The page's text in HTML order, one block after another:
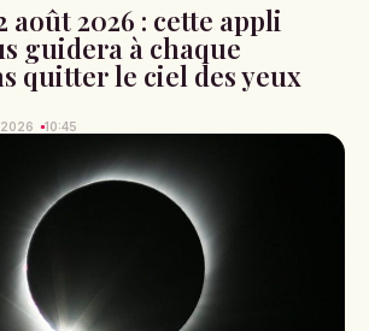
août 2026 : cette appli
guidera à chaque
quitter le ciel des yeux
10:45